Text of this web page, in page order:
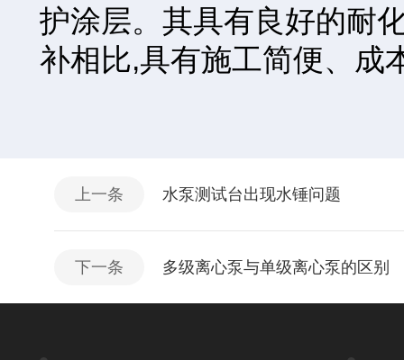
护涂层。其具有良好的耐
补相比,具有施工简便、成
上一条 水泵测试台出现水锤问题
下一条 多级离心泵与单级离心泵的区别